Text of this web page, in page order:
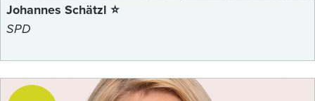
Johannes Schätzl ⭐
SPD